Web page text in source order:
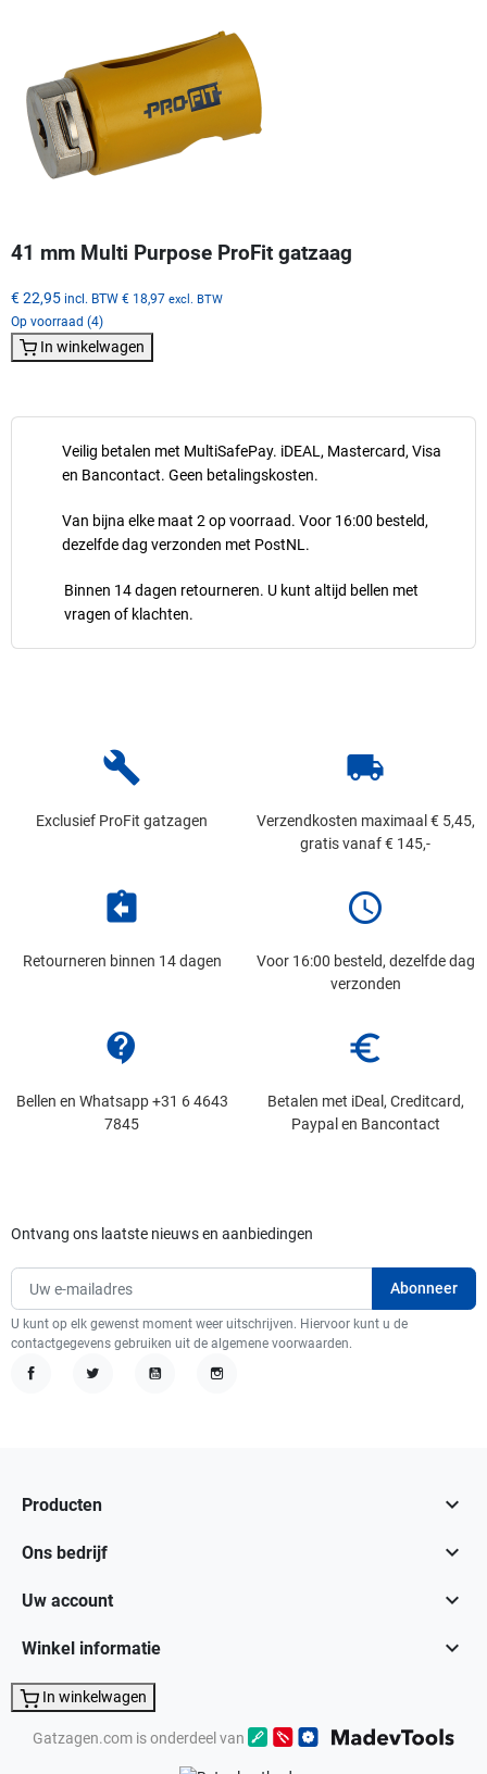
Veilig betalen met MultiSafePay. iDEAL, Mastercard, Visa
en Bancontact. Geen betalingskosten.
Van bijna elke maat 2 op voorraad. Voor 16:00 besteld,
dezelfde dag verzonden met PostNL.
Binnen 14 dagen retourneren. U kunt altijd bellen met
vragen of klachten.
41 mm Multi Purpose ProFit gatzaag
€ 22,95 incl. BTW € 18,97 excl. BTW
Op voorraad (4)
In winkelwagen
build
Exclusief ProFit gatzagen
local_shipping
Verzendkosten maximaal € 5,45,
gratis vanaf € 145,-
assignment_return
Retourneren binnen 14 dagen
schedule
Voor 16:00 besteld, dezelfde dag
verzonden
contact_support
Bellen en Whatsapp +31 6 4643
7845
euro_symbol
Betalen met iDeal, Creditcard,
Paypal en Bancontact
Ontvang ons laatste nieuws en aanbiedingen
U kunt op elk gewenst moment weer uitschrijven. Hiervoor kunt u de
contactgegevens gebruiken uit de algemene voorwaarden.
Producten 
Ons bedrijf 
Uw account 
Winkel informatie 
In winkelwagen
Gatzagen.com is onderdeel van